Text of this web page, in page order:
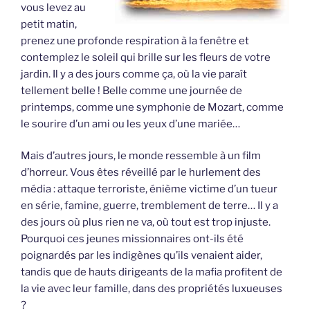
vous levez au
petit matin,
prenez une profonde respiration à la fenêtre et
contemplez le soleil qui brille sur les fleurs de votre
jardin. Il y a des jours comme ça, où la vie paraît
tellement belle ! Belle comme une journée de
printemps, comme une symphonie de Mozart, comme
le sourire d’un ami ou les yeux d’une mariée…
Mais d’autres jours, le monde ressemble à un film
d’horreur. Vous êtes réveillé par le hurlement des
média : attaque terroriste, énième victime d’un tueur
en série, famine, guerre, tremblement de terre… Il y a
des jours où plus rien ne va, où tout est trop injuste.
Pourquoi ces jeunes missionnaires ont-ils été
poignardés par les indigènes qu’ils venaient aider,
tandis que de hauts dirigeants de la mafia profitent de
la vie avec leur famille, dans des propriétés luxueuses
?